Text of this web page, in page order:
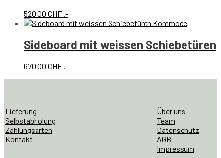
520.00 CHF .-
Sideboard mit weissen Schiebetüren
670.00 CHF .-
Lieferung
Selbstabholung
Zahlungsarten
Kontakt
Über uns
Team
Datenschutz
AGB
Impressum